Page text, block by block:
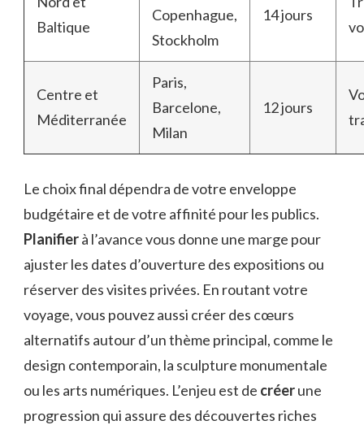
Baltique
Copenhague,
Stockholm
14 jours
Centre et
Méditerranée
Paris,
Barcelone,
Milan
12 jours
Le choix final dépendra de votre enveloppe
budgétaire et de votre affinité pour les publics.
Planifierà l’avance vous donne une marge pour
ajuster les dates d’ouverture des expositions ou
réserver des visites privées. En routant votre
voyage, vous pouvez aussi créer des cœurs
alternatifs autour d’un thème principal, comme le
design contemporain, la sculpture monumentale
ou les arts numériques. L’enjeu est de créerune
progression qui assure des découvertes riches